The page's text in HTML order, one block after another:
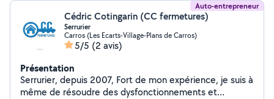
Auto-entrepreneur
Cédric Cotingarin (CC fermetures)
Serrurier
Carros (Les Ecarts-Village-Plans de Carros)
5/5 (2 avis)
Présentation
Serrurier, depuis 2007, Fort de mon expérience, je suis à
même de résoudre des dysfonctionnements et